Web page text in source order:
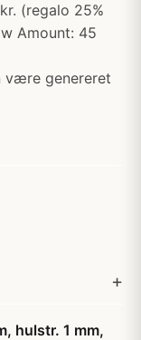
(regalo 25%
Amount: 45
være genereret
hulstr. 1 mm,